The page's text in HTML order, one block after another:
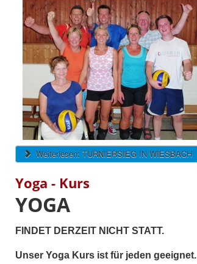
Weiterlesen: TURNIERSIEG IN WIESBACH
Yoga - Kurs
YOGA
FINDET DERZEIT NICHT STATT.
Unser Yoga Kurs ist für jeden geeignet.